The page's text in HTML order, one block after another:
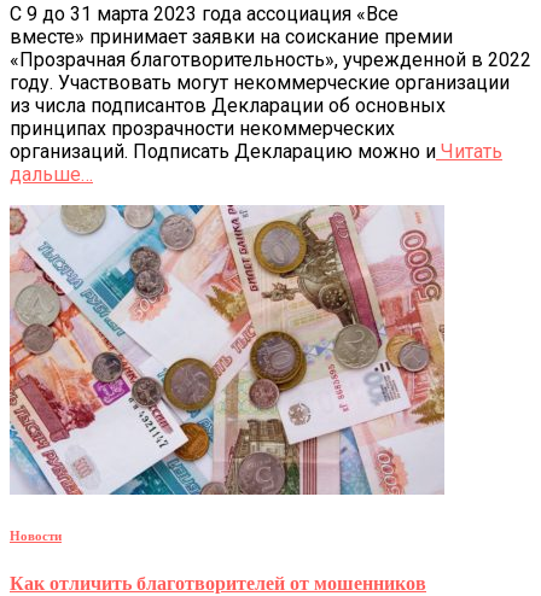
С 9 до 31 марта 2023 года ассоциация «Все
вместе» принимает заявки на соискание премии
«Прозрачная благотворительность», учрежденной в 2022
году. Участвовать могут некоммерческие организации
из числа подписантов Декларации об основных
принципах прозрачности некоммерческих
организаций. Подписать Декларацию можно и Читать
дальше…
Новости
Как отличить благотворителей от мошенников